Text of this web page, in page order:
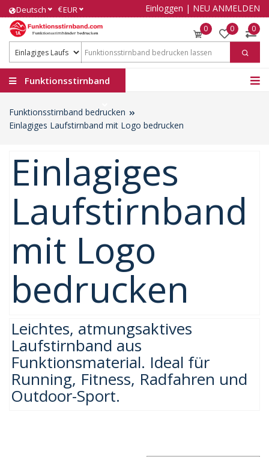
Deutsch €EUR Einloggen | NEU ANMELDEN
0 0 0
Funktionsstirnband
Funktionsstirnband bedrucken
Einlagiges Laufstirnband mit Logo bedrucken
Einlagiges
Laufstirnband
mit Logo
bedrucken
Leichtes, atmungsaktives
Laufstirnband aus
Funktionsmaterial. Ideal für
Running, Fitness, Radfahren und
Outdoor-Sport.